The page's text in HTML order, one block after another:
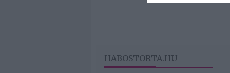
I want
HABOSTORTA.HU